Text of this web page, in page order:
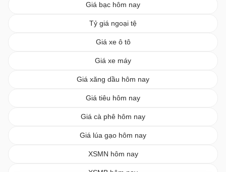
Giá bạc hôm nay
Tỷ giá ngoại tệ
Giá xe ô tô
Giá xe máy
Giá xăng dầu hôm nay
Giá tiêu hôm nay
Giá cà phê hôm nay
Giá lúa gạo hôm nay
XSMN hôm nay